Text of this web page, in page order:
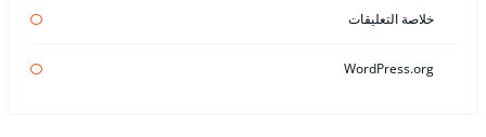
خلاصة التعليقات
WordPress.org